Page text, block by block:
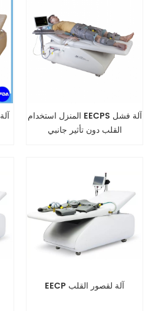
المنزل استخدام EECPS آلة فشل
القلب دون تأثير جانبي
EECP آلة لقصور القلب